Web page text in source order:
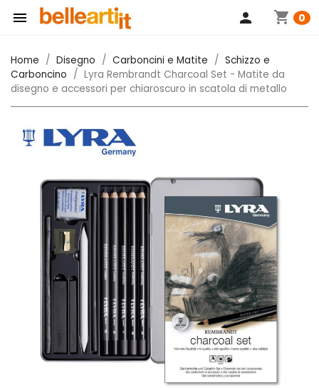
 shopping_cart 0
person
Home Disegno Carboncini e Matite
Schizzo e
Carboncino
Lyra Rembrandt Charcoal Set - Matite da
disegno e accessori per chiaroscuro in scatola di metallo